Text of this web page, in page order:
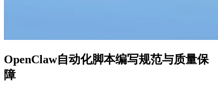
OpenClaw自动化脚本编写规范与质量保
障